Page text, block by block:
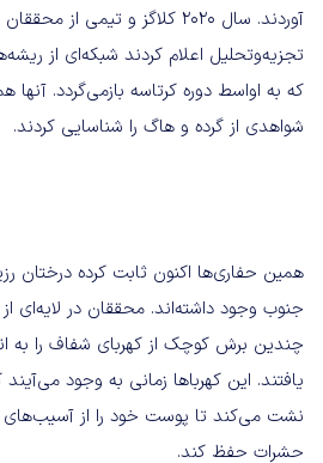
آوردند. سال 2020 کلاگز و تیمی
تجزیه‌وتحلیل اعلام کردند شبکه‌ای از
که به اواسط دوره کرتاسه بازمی‌گردد.
شواهدی از گرده و هاگ را شناسایی کردند.
همین حفاری‌ها اکنون ثابت کرده درختان
یافتند. این کهرباها زمانی به وجود
نشت می‌کند تا پوست خود را از
حشرات حفظ کند.